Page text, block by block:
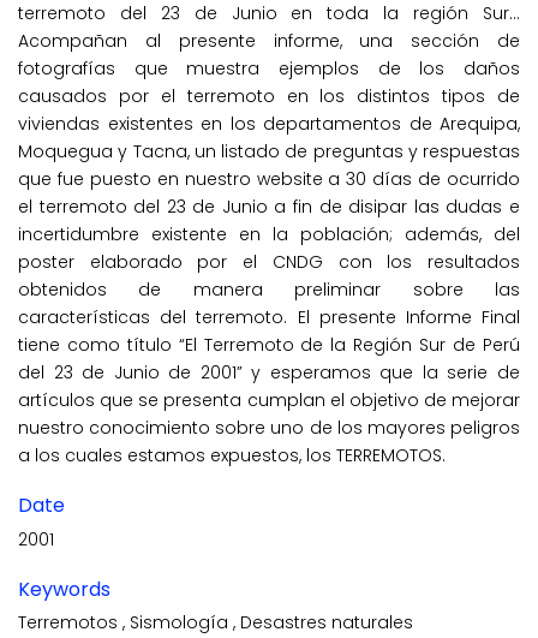
terremoto del 23 de Junio en toda la región Sur...
Acompañan al presente informe, una sección de
fotografías que muestra ejemplos de los daños
causados por el terremoto en los distintos tipos de
viviendas existentes en los departamentos de Arequipa,
Moquegua y Tacna, un listado de preguntas y respuestas
que fue puesto en nuestro website a 30 días de ocurrido
el terremoto del 23 de Junio a fin de disipar las dudas e
incertidumbre existente en la población; además, del
poster elaborado por el CNDG con los resultados
obtenidos de manera preliminar sobre las
características del terremoto. El presente Informe Final
tiene como título “El Terremoto de la Región Sur de Perú
del 23 de Junio de 2001” y esperamos que la serie de
artículos que se presenta cumplan el objetivo de mejorar
nuestro conocimiento sobre uno de los mayores peligros
a los cuales estamos expuestos, los TERREMOTOS.
Date
2001
Keywords
Terremotos , Sismología , Desastres naturales